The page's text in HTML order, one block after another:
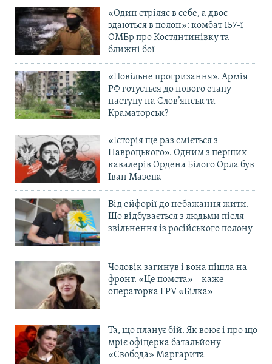
«Один стріляє в себе, а двоє
здаються в полон»: комбат 157-ї
ОМБр про Костянтинівку та
ближні бої
«Повільне прогризання». Армія
РФ готується до нового етапу
наступу на Слов’янськ та
Краматорськ?
«Історія ще раз сміється з
Навроцького». Одним з перших
кавалерів Ордена Білого Орла був
Іван Мазепа
Від ейфорії до небажання жити.
Що відбувається з людьми після
звільнення із російського полону
Чоловік загинув і вона пішла на
фронт. «Це помста» – каже
операторка FPV «Білка»
Та, що планує бій. Як воює і про що
мріє офіцерка батальйону
«Свобода» Маргарита